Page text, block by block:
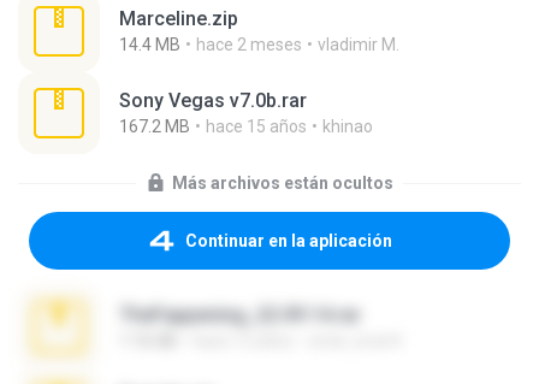
Marceline.zip
14.4 MB hace 2 meses vladimir M.
Sony Vegas v7.0b.rar
167.2 MB hace 15 años khinao
Más archivos están ocultos
Continuar en la aplicación
TheFappening_22.09.14.rar